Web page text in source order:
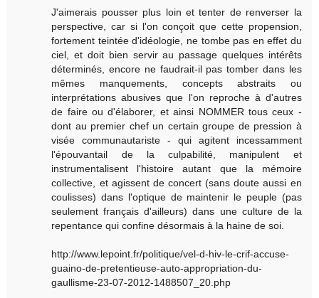
J'aimerais pousser plus loin et tenter de renverser la
perspective, car si l'on conçoit que cette propension,
fortement teintée d'idéologie, ne tombe pas en effet du
ciel, et doit bien servir au passage quelques intérêts
déterminés, encore ne faudrait-il pas tomber dans les
mêmes manquements, concepts abstraits ou
interprétations abusives que l'on reproche à d'autres
de faire ou d'élaborer, et ainsi NOMMER tous ceux -
dont au premier chef un certain groupe de pression à
visée communautariste - qui agitent incessamment
l'épouvantail de la culpabilité, manipulent et
instrumentalisent l'histoire autant que la mémoire
collective, et agissent de concert (sans doute aussi en
coulisses) dans l'optique de maintenir le peuple (pas
seulement français d'ailleurs) dans une culture de la
repentance qui confine désormais à la haine de soi.
http://www.lepoint.fr/politique/vel-d-hiv-le-crif-accuse-
guaino-de-pretentieuse-auto-appropriation-du-
gaullisme-23-07-2012-1488507_20.php